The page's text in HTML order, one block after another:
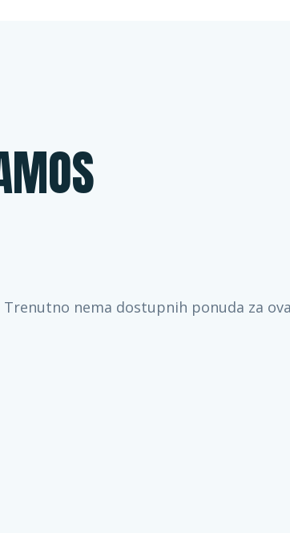
Trenutno nema dostupnih ponuda za